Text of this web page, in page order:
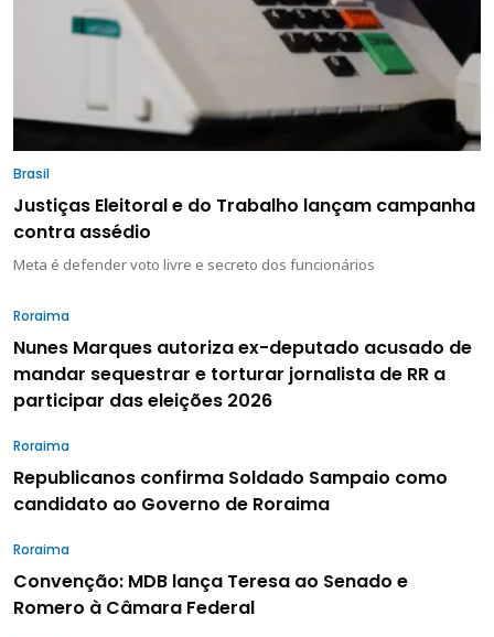
Brasil
Justiças Eleitoral e do Trabalho lançam campanha
contra assédio
Meta é defender voto livre e secreto dos funcionários
Roraima
Nunes Marques autoriza ex-deputado acusado de
mandar sequestrar e torturar jornalista de RR a
participar das eleições 2026
Roraima
Republicanos confirma Soldado Sampaio como
candidato ao Governo de Roraima
Roraima
Convenção: MDB lança Teresa ao Senado e
Romero à Câmara Federal